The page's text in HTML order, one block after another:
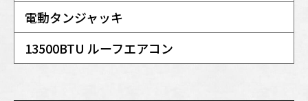
電動タンジャッキ
13500BTU ルーフエアコン